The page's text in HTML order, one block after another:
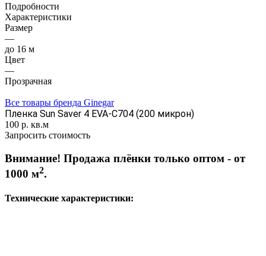
Подробности
Характеристики
Размер
—
до 16 м
Цвет
—
Прозрачная
Все товары бренда Ginegar
Пленка Sun Saver 4 EVA-C704 (200 микрон)
100 р. кв.м
Запросить стоимость
Внимание! Продажа плёнки только оптом - от
1000 м2.
Технические характеристики: